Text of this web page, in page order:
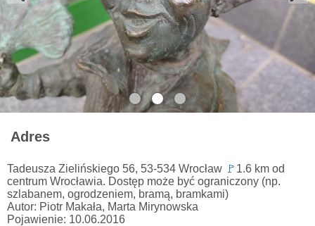
Adres
Tadeusza Zielińskiego 56, 53-534 Wrocław 🚩 1.6 km od
centrum Wrocławia. Dostęp może być ograniczony (np.
szlabanem, ogrodzeniem, bramą, bramkami)
Autor: Piotr Makała, Marta Mirynowska
Pojawienie: 10.06.2016